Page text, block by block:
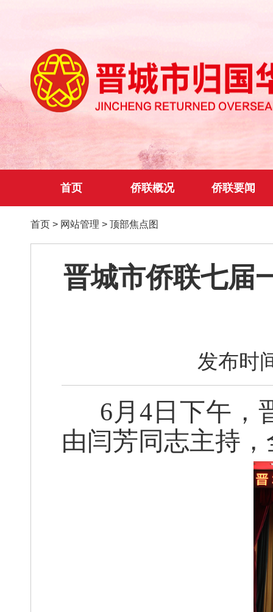
首页 侨联概况 侨联要闻
首页 > 网站管理 > 顶部焦点图
晋城市侨联七届
发布时
6月4日下午，
由闫芳同志主持